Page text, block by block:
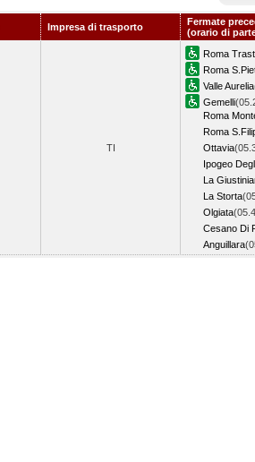
Impresa di trasporto
Fermate
(orario di
TI
Roma
Roma
Valle Aurelia
Gemelli
Roma
Roma
Ottavia
Ipogeo
La
La Storta
Olgiata
Cesano Di
Anguillara